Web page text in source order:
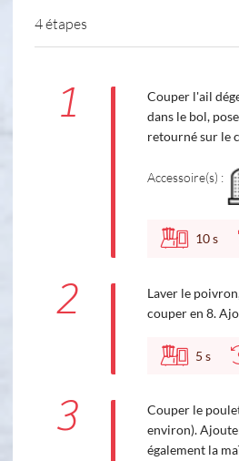
4 étapes
1
Couper l'ail
dans le bol,
retourné sur le
Accessoire(s) :
10s
2
Laver le
couper en 8.
5 s
3
Couper le
environ).
également la